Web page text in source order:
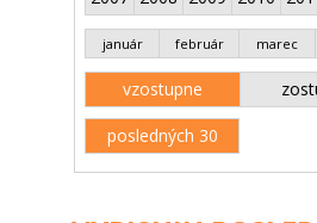
január február marec
vzostupne
posledných 30